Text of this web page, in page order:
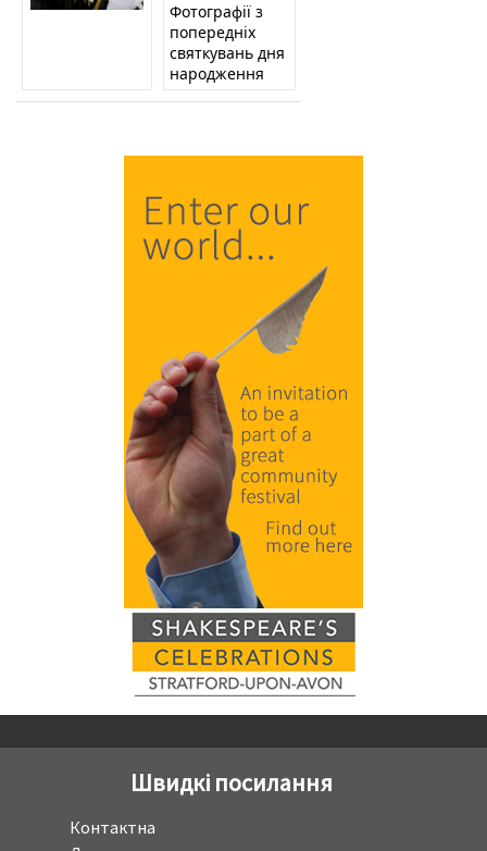
Фотографії з
попередніх
святкувань дня
народження
Швидкі посилання
Контактна